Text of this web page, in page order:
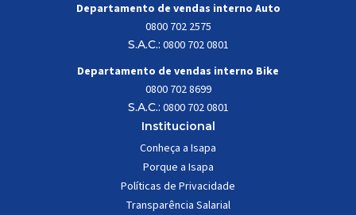
Departamento de vendas interno Auto
0800 702 2575
S.A.C.: 0800 702 0801
Departamento de vendas interno Bike
0800 702 8699
S.A.C.: 0800 702 0801
Institucional
Conheça a Isapa
Porque a Isapa
Políticas de Privacidade
Transparência Salarial